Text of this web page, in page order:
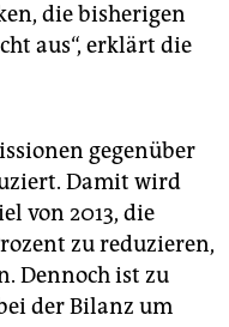
die bisherigen
aus“, erklärt die
gegenüber
Damit wird
von 2013, die
zu reduzieren,
Dennoch ist zu
der Bilanz um